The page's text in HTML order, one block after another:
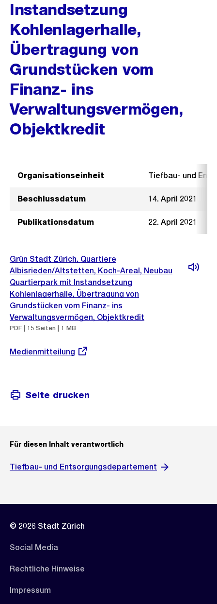
Instandsetzung
Kohlenlagerhalle,
Übertragung von
Grundstücken vom
Finanz- ins
Verwaltungsvermögen,
Objektkredit
Organisationseinheit Tiefbau- und
Beschlussdatum 14. April 2021
Publikationsdatum 22. April 2021
Grün Stadt Zürich, Quartiere
Albisrieden/Altstetten, Koch-Areal, Neubau
Quartierpark mit Instandsetzung
Kohlenlagerhalle, Übertragung von
Grundstücken vom Finanz- ins
Verwaltungsvermögen, Objektkredit
PDF | 15 Seiten | 1 MB
Externer
Medienmitteilung
Seite drucken
Für diesen Inhalt verantwortlich
Tiefbau- und Entsorgungsdepartement
© 2026 Stadt Zürich
Social Media
Rechtliche Hinweise
Impressum